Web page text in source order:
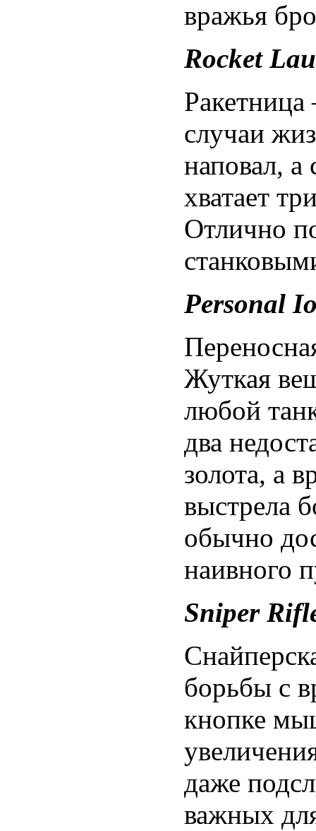
вражья
Rocket
случаи
наповал,
хватает
Отлично
Personal
Жуткая
любой
два
золота, а
выстрела
обычно
наивного
Sniper
борьбы с
кнопке
даже
важных